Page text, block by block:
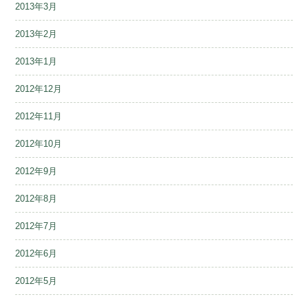
2013年3月
2013年2月
2013年1月
2012年12月
2012年11月
2012年10月
2012年9月
2012年8月
2012年7月
2012年6月
2012年5月